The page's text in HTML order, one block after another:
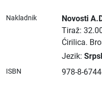
Nakladnik Novosti
Tiraž:
Ćirilica.
Jezik:
ISBN 978-8-